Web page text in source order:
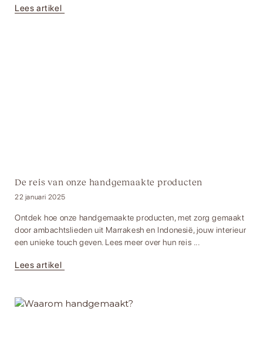
Lees artikel
De reis van onze handgemaakte producten
22 januari 2025
Ontdek hoe onze handgemaakte producten, met zorg gemaakt
door ambachtslieden uit Marrakesh en Indonesië, jouw interieur
een unieke touch geven. Lees meer over hun reis ...
Lees artikel